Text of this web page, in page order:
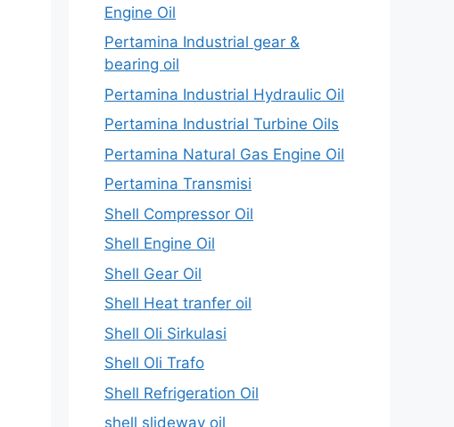
Engine Oil
Pertamina Industrial gear &
bearing oil
Pertamina Industrial Hydraulic Oil
Pertamina Industrial Turbine Oils
Pertamina Natural Gas Engine Oil
Pertamina Transmisi
Shell Compressor Oil
Shell Engine Oil
Shell Gear Oil
Shell Heat tranfer oil
Shell Oli Sirkulasi
Shell Oli Trafo
Shell Refrigeration Oil
shell slideway oil